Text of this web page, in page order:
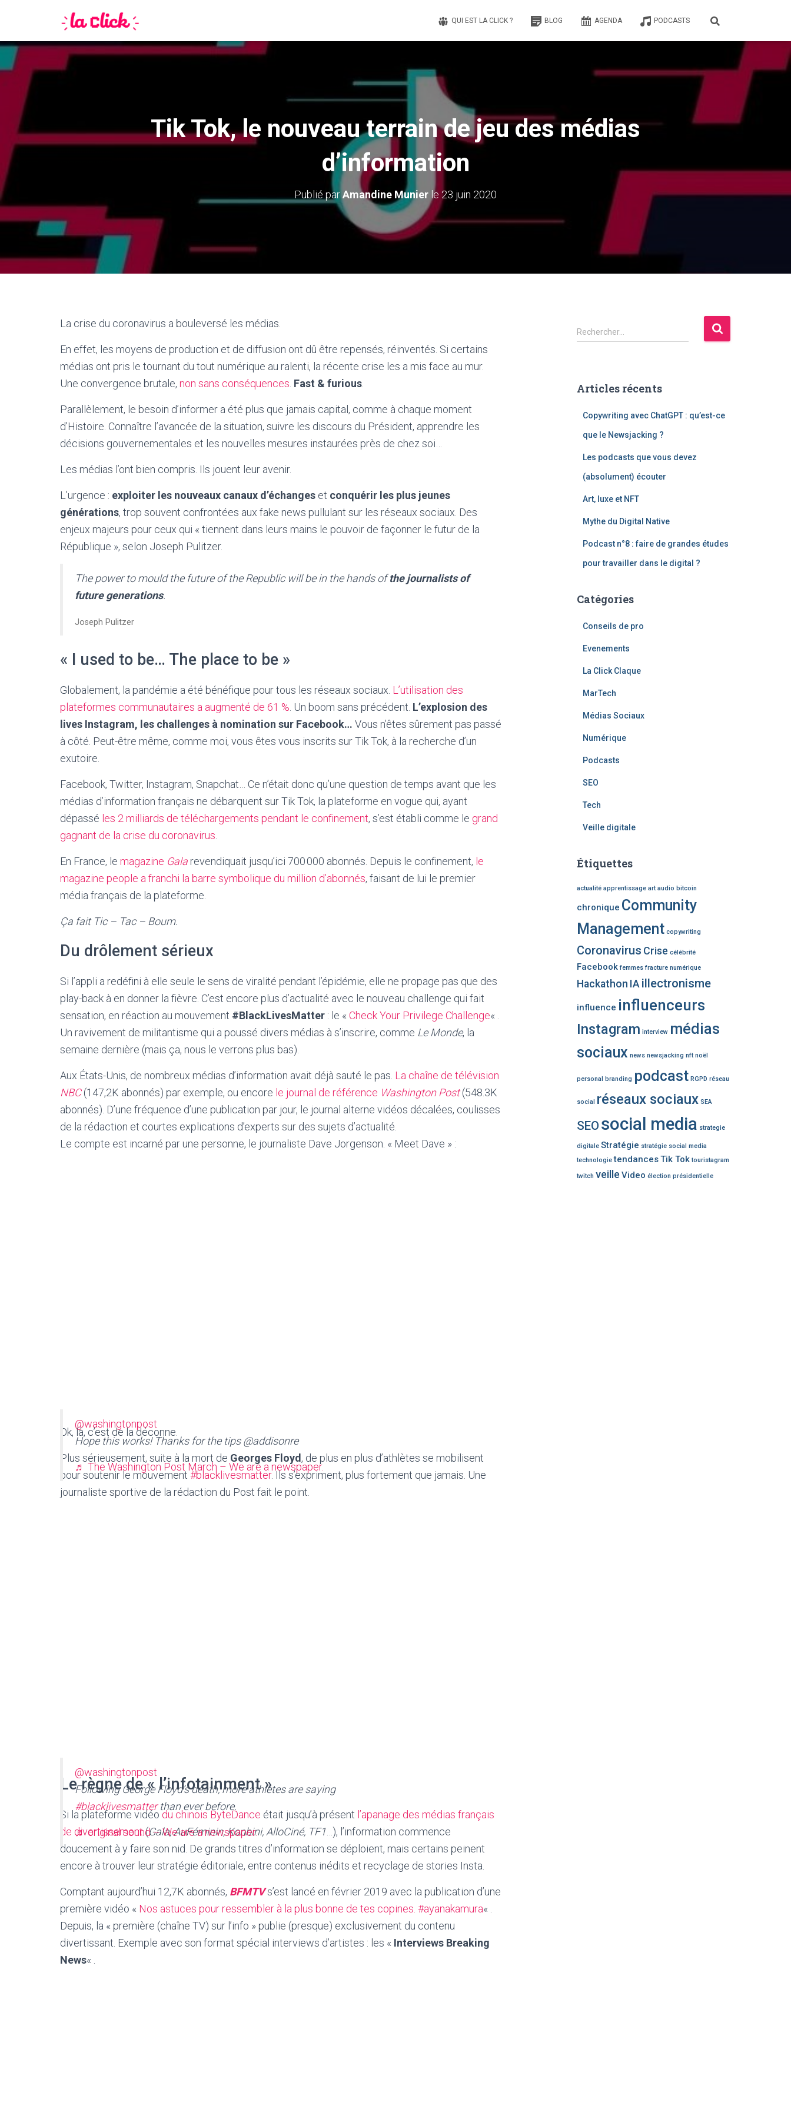
QUI EST LA CLICK ? BLOG AGENDA PODCASTS
Tik Tok, le nouveau terrain de jeu des médias
d’information
Publié parAmandine Munier le 23 juin 2020
La crise du coronavirus a bouleversé les médias.
En effet, les moyens de production et de diffusion ont dû être repensés, réinventés. Si certains
médias ont pris le tournant du tout numérique au ralenti, la récente crise les a mis face au mur.
Une convergence brutale, non sans conséquences Fast & furious
Parallèlement, le besoin d’informer a été plus que jamais capital, comme à chaque moment
d’Histoire. Connaître l’avancée de la situation, suivre les discours du Président, apprendre les
décisions gouvernementales et les nouvelles mesures instaurées près de chez soi…
Les médias l’ont bien compris. Ils jouent leur avenir.
L’urgence : exploiter les nouveaux canaux d’échanges et conquérir les plus jeunes
générations, trop souvent confrontées aux fake news pullulant sur les réseaux sociaux. Des
enjeux majeurs pour ceux qui « tiennent dans leurs mains le pouvoir de façonner le futur de la
République », selon Joseph Pulitzer.
The power to mould the future of the Republic will be in the hands ofthe journalists of
future generations.
Joseph Pulitzer
« I used to be… The place to be »
Globalement, la pandémie a été bénéfique pour tous les réseaux sociaux. L’utilisation des
plateformes communautaires a augmenté de 61 % . Un boom sans précédent. L’explosion des
lives Instagram, les challenges à nomination sur Facebook… Vous n’êtes sûrement pas passé
à côté. Peut-être même, comme moi, vous êtes vous inscrits sur Tik Tok, à la recherche d’un
exutoire.
Facebook, Twitter, Instagram, Snapchat… Ce n’était donc qu’une question de temps avant que les
médias d’information français ne débarquent sur Tik Tok, la plateforme en vogue qui, ayant
dépassé les 2 milliards de téléchargements pendant le confinement, s’est établi comme le grand
gagnant de la crise du coronavirus
En France, le magazine Gala revendiquait jusqu’ici 700 000 abonnés. Depuis le confinement, le
magazine people a franchi la barre symbolique du million d’abonnés, faisant de lui le premier
média français de la plateforme.
Ça fait Tic – Tac – Boum.
Du drôlement sérieux
Si l’appli a redéfini à elle seule le sens de viralité pendant l’épidémie, elle ne propage pas que des
play-back à en donner la fièvre. C’est encore plus d’actualité avec le nouveau challenge qui fait
sensation, en réaction au mouvement #BlackLivesMatter : le « Check Your Privilege Challenge« .
Un ravivement de militantisme qui a poussé divers médias à s’inscrire, comme Le Monde, la
semaine dernière (mais ça, nous le verrons plus bas).
Aux États-Unis, de nombreux médias d’information avait déjà sauté le pas. La chaîne de télévision
NBC (147,2K abonnés) par exemple, ou encore le journal de référence Washington Post(548.3K
abonnés). D’une fréquence d’une publication par jour, le journal alterne vidéos décalées, coulisses
de la rédaction et courtes explications d’experts sur des sujets d’actualité.
Le compte est incarné par une personne, le journaliste Dave Jorgenson. « Meet Dave » :
@washingtonpost
Hope this works! Thanks for the tips @addisonre
♬ The Washington Post March – We are a newspaper.
Ok, là, c’est de la déconne.
Plus sérieusement, suite à la mort de Georges Floyd , de plus en plus d’athlètes se mobilisent
pour soutenir le mouvement #blacklivesmatter. Ils s’expriment, plus fortement que jamais. Une
journaliste sportive de la rédaction du Post fait le point.
@washingtonpost
Following George Floyd’s death, more athletes are saying
#blacklivesmatterthan ever before.
♬ original sound – We are a newspaper.
Le règne de « l’infotainment »
Si la plateforme vidéodu chinois ByteDance était jusqu’à présent l’apanage des médias français
de divertissement(Gala, AuFéminin, Konbini, AlloCiné, TF1 …), l’information commence
doucement à y faire son nid. De grands titres d’information se déploient, mais certains peinent
encore à trouver leur stratégie éditoriale, entre contenus inédits et recyclage de stories Insta.
Comptant aujourd’hui 12,7K abonnés, BFMTVs’est lancé en février 2019 avec la publication d’une
première vidéo « Nos astuces pour ressembler à la plus bonne de tes copines. #ayanakamura« .
Depuis, la « première (chaîne TV) sur l’info » publie (presque) exclusivement du contenu
divertissant. Exemple avec son format spécial interviews d’artistes : les « Interviews Breaking
News« .
R
e
r
Rechercher…
Articles récents
Copywriting avec ChatGPT : qu’est-ce
que le Newsjacking ?
Les podcasts que vous devez
(absolument) écouter
Art, luxe et NFT
Mythe du Digital Native
Podcast n°8 : faire de grandes études
pour travailler dans le digital ?
Catégories
Conseils de pro
Evenements
La Click Claque
MarTech
Médias Sociaux
Numérique
Podcasts
SEO
Tech
Veille digitale
Étiquettes
actualité apprentissage art audio bitcoin
chronique Community
Management copywriting
Coronavirus Crise célébrité
Facebook femmes fracture numérique
Hackathon IA illectronisme
influence influenceurs
Instagram interview médias
sociaux news newsjacking nft noël
personal branding podcast RGPD réseau
social réseaux sociaux SEA
SEO social media strategie
digitale Stratégie stratégie social media
technologie tendancesTik Tok touristagram
twitch veille Video élection présidentielle